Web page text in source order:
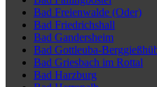
Bad Freienwalde (Oder)
Bad Friedrichshall
Bad Gandersheim
Bad Gottleuba-
Bad Griesbach im Rottal
Bad Harzburg